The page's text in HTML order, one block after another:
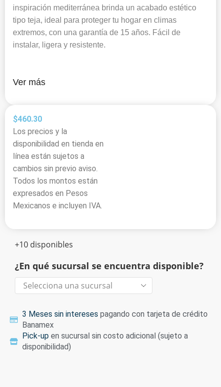
inspiración mediterránea brinda un acabado estético
tipo teja, ideal para proteger tu hogar en climas
extremos, con una garantía de 15 años. Fácil de
instalar, ligera y resistente.
Ver más
$460.30
Los precios y la
disponibilidad en tienda en
línea están sujetos a
cambios sin previo aviso.
Todos los montos están
expresados en Pesos
Mexicanos e incluyen IVA.
+10 disponibles
¿En qué sucursal se encuentra disponible?
3 Meses sin intereses pagando con tarjeta de crédito
Banamex
Pick-up en sucursal sin costo adicional (sujeto a
disponibilidad)